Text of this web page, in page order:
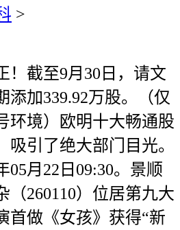
>
截至9月30日，请文
添加339.92万股。（仅
环境）欧明十大畅通股
吸引了绝大部门目光。
05月22日09:30。景顺
（260110）位居第九大
首做《女孩》获得“新